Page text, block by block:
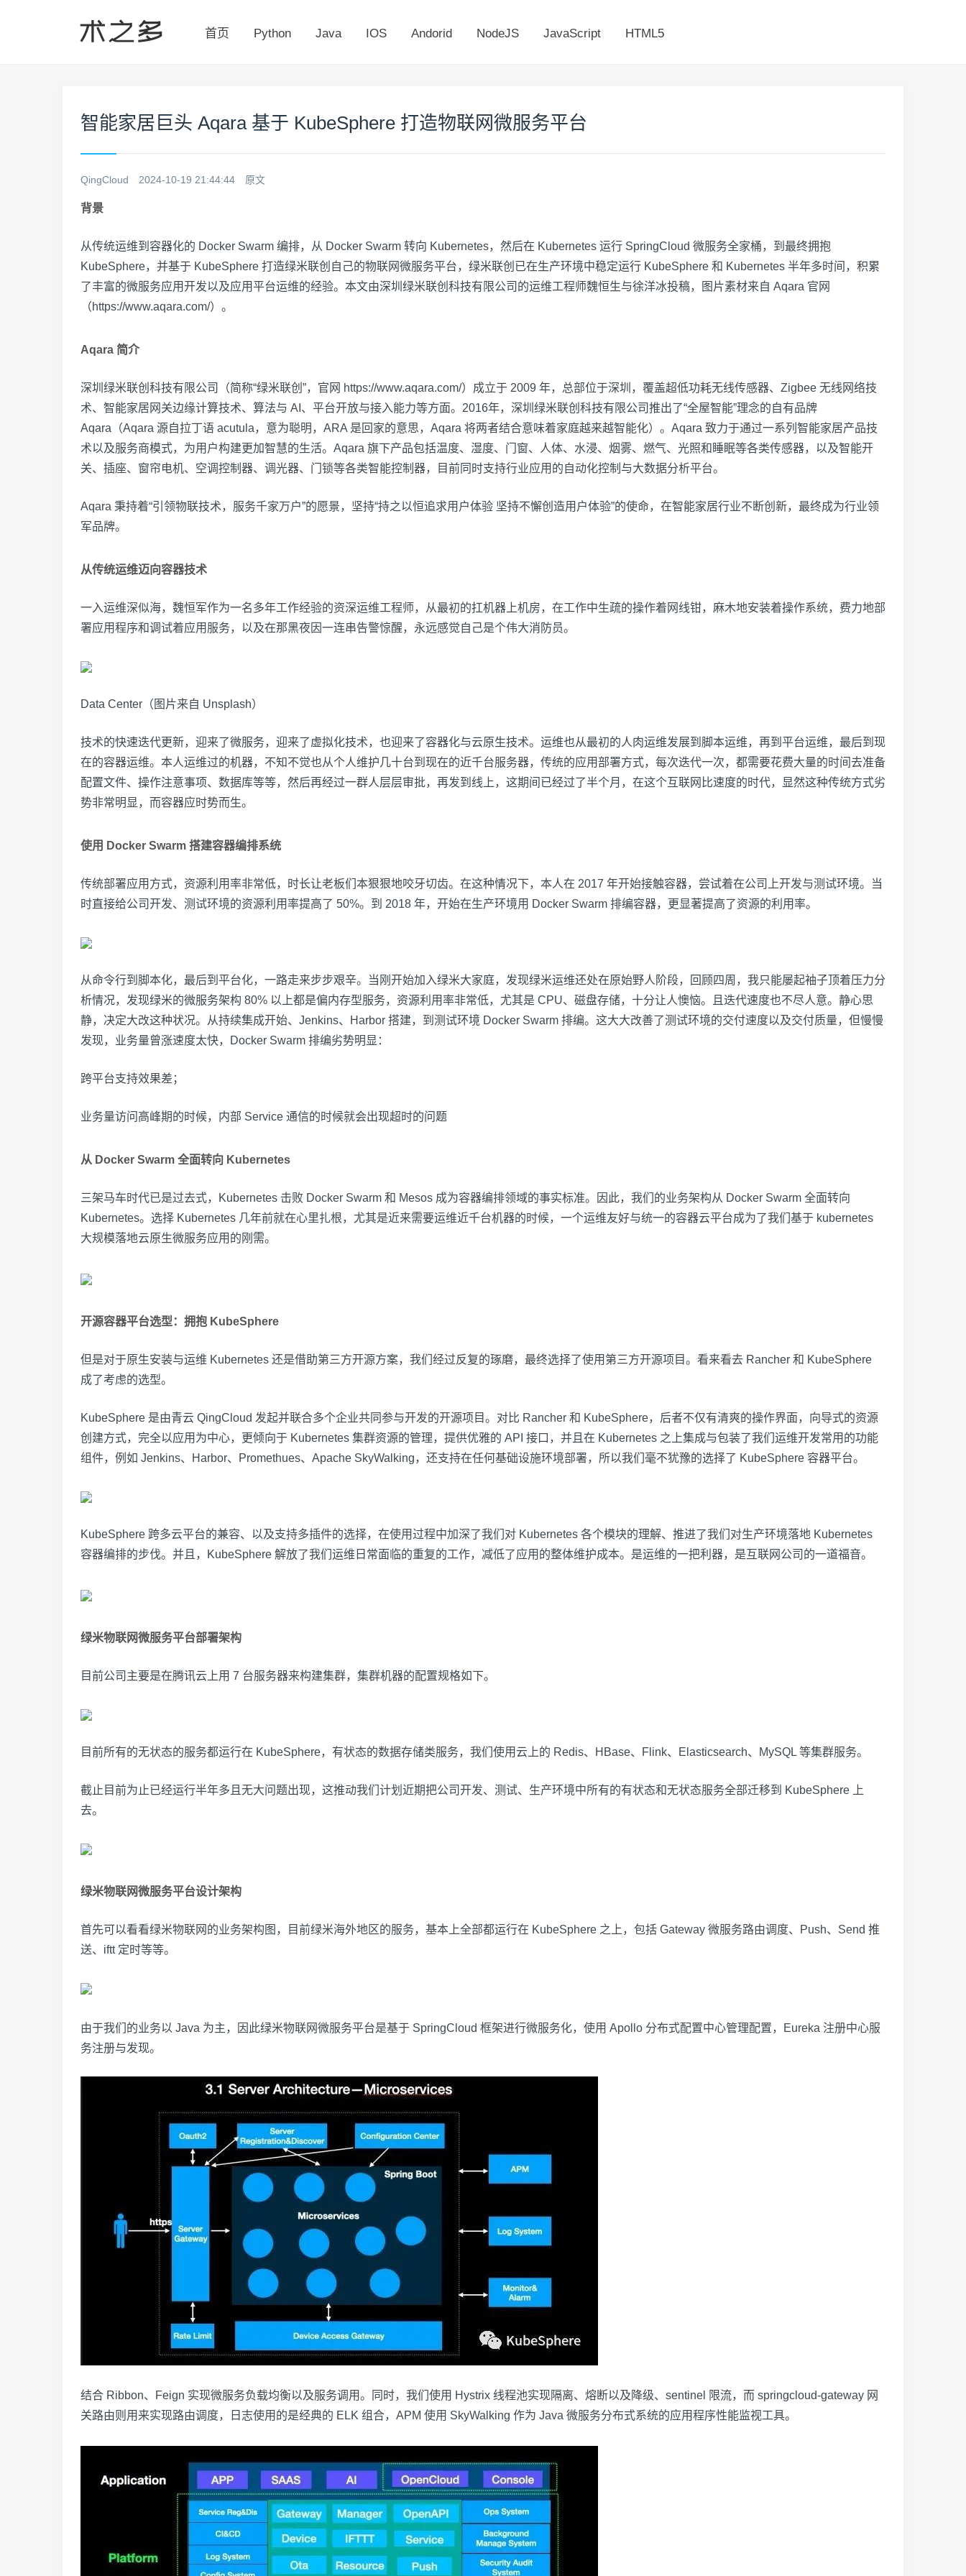
首页 Python Java IOS Andorid NodeJS JavaScript HTML5
智能家居巨头 Aqara 基于 KubeSphere 打造物联网微服务平台
QingCloud 2024-10-19 21:44:44 原文
背景
从传统运维到容器化的 Docker Swarm 编排，从 Docker Swarm 转向 Kubernetes，然后在 Kubernetes 运行 SpringCloud 微服务全家桶，到最终拥抱
KubeSphere，并基于 KubeSphere 打造绿米联创自己的物联网微服务平台，绿米联创已在生产环境中稳定运行 KubeSphere 和 Kubernetes 半年多时间，积累
了丰富的微服务应用开发以及应用平台运维的经验。本文由深圳绿米联创科技有限公司的运维工程师魏恒生与徐洋冰投稿，图片素材来自 Aqara 官网
（https://www.aqara.com/）。
Aqara 简介
深圳绿米联创科技有限公司（简称“绿米联创”，官网 https://www.aqara.com/）成立于 2009 年，总部位于深圳，覆盖超低功耗无线传感器、Zigbee 无线网络技
术、智能家居网关边缘计算技术、算法与 AI、平台开放与接入能力等方面。2016年，深圳绿米联创科技有限公司推出了“全屋智能”理念的自有品牌
Aqara（Aqara 源自拉丁语 acutula，意为聪明，ARA 是回家的意思，Aqara 将两者结合意味着家庭越来越智能化）。Aqara 致力于通过一系列智能家居产品技
术以及服务商模式，为用户构建更加智慧的生活。Aqara 旗下产品包括温度、湿度、门窗、人体、水浸、烟雾、燃气、光照和睡眠等各类传感器，以及智能开
关、插座、窗帘电机、空调控制器、调光器、门锁等各类智能控制器，目前同时支持行业应用的自动化控制与大数据分析平台。
Aqara 秉持着“引领物联技术，服务千家万户”的愿景，坚持“持之以恒追求用户体验 坚持不懈创造用户体验”的使命，在智能家居行业不断创新，最终成为行业领
军品牌。
从传统运维迈向容器技术
一入运维深似海，魏恒军作为一名多年工作经验的资深运维工程师，从最初的扛机器上机房，在工作中生疏的操作着网线钳，麻木地安装着操作系统，费力地部
署应用程序和调试着应用服务，以及在那黑夜因一连串告警惊醒，永远感觉自己是个伟大消防员。
Data Center（图片来自 Unsplash）
技术的快速迭代更新，迎来了微服务，迎来了虚拟化技术，也迎来了容器化与云原生技术。运维也从最初的人肉运维发展到脚本运维，再到平台运维，最后到现
在的容器运维。本人运维过的机器，不知不觉也从个人维护几十台到现在的近千台服务器，传统的应用部署方式，每次迭代一次，都需要花费大量的时间去准备
配置文件、操作注意事项、数据库等等，然后再经过一群人层层审批，再发到线上，这期间已经过了半个月，在这个互联网比速度的时代，显然这种传统方式劣
势非常明显，而容器应时势而生。
使用 Docker Swarm 搭建容器编排系统
传统部署应用方式，资源利用率非常低，时长让老板们本狠狠地咬牙切齿。在这种情况下，本人在 2017 年开始接触容器，尝试着在公司上开发与测试环境。当
时直接给公司开发、测试环境的资源利用率提高了 50%。到 2018 年，开始在生产环境用 Docker Swarm 排编容器，更显著提高了资源的利用率。
从命令行到脚本化，最后到平台化，一路走来步步艰辛。当刚开始加入绿米大家庭，发现绿米运维还处在原始野人阶段，回顾四周，我只能屡起袖子顶着压力分
析情况，发现绿米的微服务架构 80% 以上都是偏内存型服务，资源利用率非常低，尤其是 CPU、磁盘存储，十分让人懊恼。且迭代速度也不尽人意。静心思
静，决定大改这种状况。从持续集成开始、Jenkins、Harbor 搭建，到测试环境 Docker Swarm 排编。这大大改善了测试环境的交付速度以及交付质量，但慢慢
发现，业务量曾涨速度太快，Docker Swarm 排编劣势明显：
跨平台支持效果差；
业务量访问高峰期的时候，内部 Service 通信的时候就会出现超时的问题
从 Docker Swarm 全面转向 Kubernetes
三架马车时代已是过去式，Kubernetes 击败 Docker Swarm 和 Mesos 成为容器编排领域的事实标准。因此，我们的业务架构从 Docker Swarm 全面转向
Kubernetes。选择 Kubernetes 几年前就在心里扎根，尤其是近来需要运维近千台机器的时候，一个运维友好与统一的容器云平台成为了我们基于 kubernetes
大规模落地云原生微服务应用的刚需。
开源容器平台选型：拥抱 KubeSphere
但是对于原生安装与运维 Kubernetes 还是借助第三方开源方案，我们经过反复的琢磨，最终选择了使用第三方开源项目。看来看去 Rancher 和 KubeSphere
成了考虑的选型。
KubeSphere 是由青云 QingCloud 发起并联合多个企业共同参与开发的开源项目。对比 Rancher 和 KubeSphere，后者不仅有清爽的操作界面，向导式的资源
创建方式，完全以应用为中心，更倾向于 Kubernetes 集群资源的管理，提供优雅的 API 接口，并且在 Kubernetes 之上集成与包装了我们运维开发常用的功能
组件，例如 Jenkins、Harbor、Promethues、Apache SkyWalking，还支持在任何基础设施环境部署，所以我们毫不犹豫的选择了 KubeSphere 容器平台。
KubeSphere 跨多云平台的兼容、以及支持多插件的选择，在使用过程中加深了我们对 Kubernetes 各个模块的理解、推进了我们对生产环境落地 Kubernetes
容器编排的步伐。并且，KubeSphere 解放了我们运维日常面临的重复的工作，减低了应用的整体维护成本。是运维的一把利器，是互联网公司的一道福音。
绿米物联网微服务平台部署架构
目前公司主要是在腾讯云上用 7 台服务器来构建集群，集群机器的配置规格如下。
目前所有的无状态的服务都运行在 KubeSphere，有状态的数据存储类服务，我们使用云上的 Redis、HBase、Flink、Elasticsearch、MySQL 等集群服务。
截止目前为止已经运行半年多且无大问题出现，这推动我们计划近期把公司开发、测试、生产环境中所有的有状态和无状态服务全部迁移到 KubeSphere 上
去。
绿米物联网微服务平台设计架构
首先可以看看绿米物联网的业务架构图，目前绿米海外地区的服务，基本上全部都运行在 KubeSphere 之上，包括 Gateway 微服务路由调度、Push、Send 推
送、iftt 定时等等。
由于我们的业务以 Java 为主，因此绿米物联网微服务平台是基于 SpringCloud 框架进行微服务化，使用 Apollo 分布式配置中心管理配置，Eureka 注册中心服
务注册与发现。
结合 Ribbon、Feign 实现微服务负载均衡以及服务调用。同时，我们使用 Hystrix 线程池实现隔离、熔断以及降级、sentinel 限流，而 springcloud-gateway 网
关路由则用来实现路由调度，日志使用的是经典的 ELK 组合，APM 使用 SkyWalking 作为 Java 微服务分布式系统的应用程序性能监视工具。